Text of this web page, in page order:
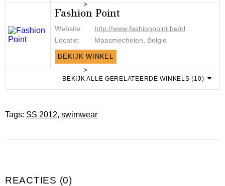
>
Fashion Point
Website:
http://www.fashionpoint.be/nl
Locatie:
Maasmechelen, Belgie
BEKIJK WINKEL
>
BEKIJK ALLE GERELATEERDE WINKELS (10)
Tags: SS 2012, swimwear
REACTIES (0)